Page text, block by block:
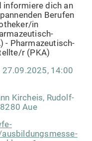
informiere dich an
Berufen
in
- Pharmazeutisch-
r (PKA)
14:00
Kircheis, Rudolf-
Aue